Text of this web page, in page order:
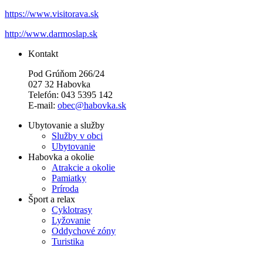
https://www.visitorava.sk
http://www.darmoslap.sk
Kontakt
Pod Grúňom 266/24
027 32 Habovka
Telefón: 043 5395 142
E-mail: obec@habovka.sk
Ubytovanie a služby
Služby v obci
Ubytovanie
Habovka a okolie
Atrakcie a okolie
Pamiatky
Príroda
Šport a relax
Cyklotrasy
Lyžovanie
Oddychové zóny
Turistika